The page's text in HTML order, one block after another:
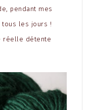
pendant mes
tous les jours !
réelle détente